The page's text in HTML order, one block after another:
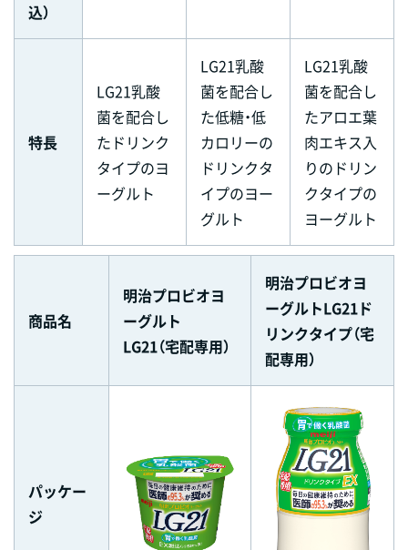
込）
特長
LG21乳酸
菌を配合し
たドリンク
タイプのヨ
ーグルト
LG21乳酸
菌を配合し
た低糖・低
カロリーの
ドリンクタ
イプのヨー
グルト
LG21乳酸
菌を配合し
たアロエ葉
肉エキス入
りのドリン
クタイプの
ヨーグルト
商品名
明治プロビオヨ
ーグルト
LG21（宅配専用）
明治プロビオヨ
ーグルトLG21ド
リンクタイプ（宅
配専用）
パッケー
ジ